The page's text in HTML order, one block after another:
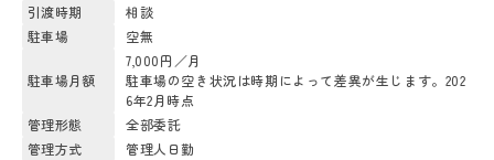
引渡時期
相談
駐車場
空無
駐車場月額
7,000円／月
駐車場の空き状況は時期によって差異が生じます。202
6年2月時点
管理形態
全部委託
管理方式
管理人日勤